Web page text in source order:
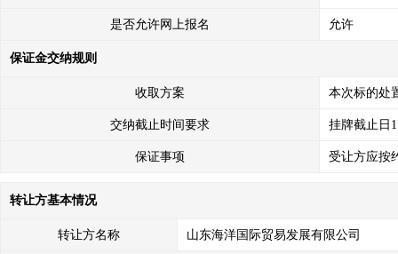
是否允许网上报名 允许
保证金交纳规则
收取方案 本次标的处
交纳截止时间要求 挂牌截止日
保证事项 受让方应按
转让方基本情况
转让方名称 山东海洋国际贸易发展有限公司